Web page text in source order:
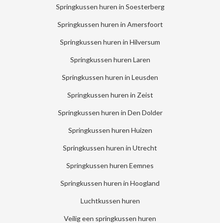
Springkussen huren in Soesterberg
Springkussen huren in Amersfoort
Springkussen huren in Hilversum
Springkussen huren Laren
Springkussen huren in Leusden
Springkussen huren in Zeist
Springkussen huren in Den Dolder
Springkussen huren Huizen
Springkussen huren in Utrecht
Springkussen huren Eemnes
Springkussen huren in Hoogland
Luchtkussen huren
Veilig een springkussen huren